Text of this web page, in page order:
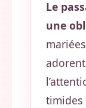
Le
une
timides